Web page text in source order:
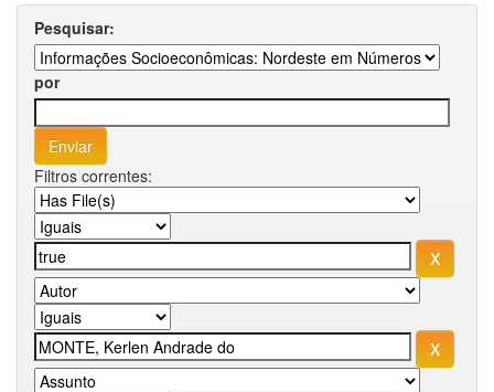
Pesquisar:
por
Filtros correntes: